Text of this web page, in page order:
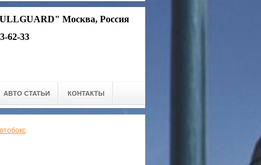
Москва, Россия
62-33
АВТО СТАТЬИ КОНТАКТЫ